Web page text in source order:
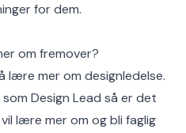
for dem.
om fremover?
lære mer om designledelse.
Design Lead så er det
lære mer om og bli faglig